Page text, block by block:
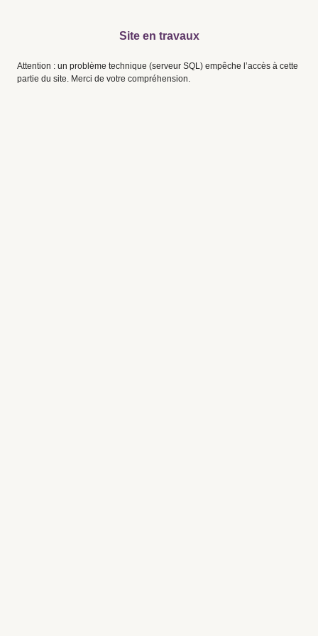
Site en travaux
Attention : un problème technique (serveur SQL) empêche l’accès à cette
partie du site. Merci de votre compréhension.